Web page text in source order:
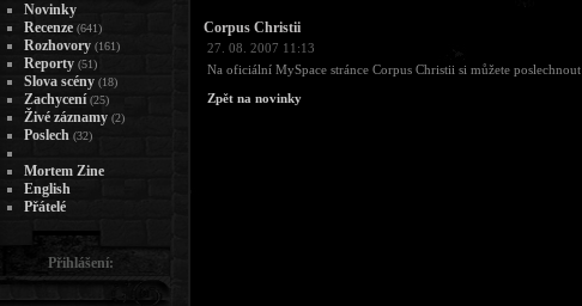
Corpus Christii
27. 08. 2007 11:13
Na oficiální MySpace stránce Corpus Christii si můžete poslechnout
Zpět na novinky
Novinky
Recenze (641)
Rozhovory (161)
Reporty (51)
Slova scény (18)
Zachycení (25)
Živé záznamy (2)
Poslech (32)
Mortem Zine
English
Přátelé
Přihlášení: